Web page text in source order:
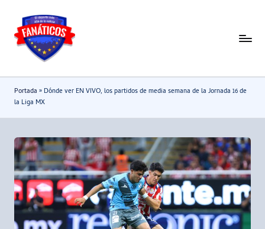
Saltar
contenido
F
n
a
i
c
o
s
Noticias
deportivas
-
Mundial
2026
Portada » Dónde ver EN VIVO, los partidos de media semana de la Jornada 16 de
la Liga MX